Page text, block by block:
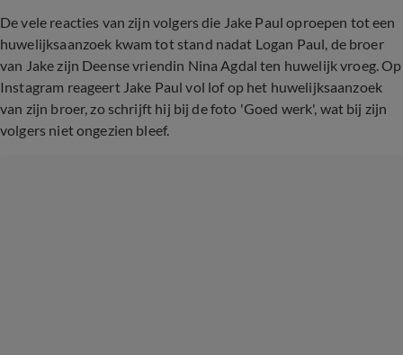
De vele reacties van zijn volgers die Jake Paul oproepen tot een
huwelijksaanzoek kwam tot stand nadat Logan Paul, de broer
van Jake zijn Deense vriendin Nina Agdal ten huwelijk vroeg. Op
Instagram reageert Jake Paul vol lof op het huwelijksaanzoek
van zijn broer, zo schrijft hij bij de foto 'Goed werk', wat bij zijn
volgers niet ongezien bleef.